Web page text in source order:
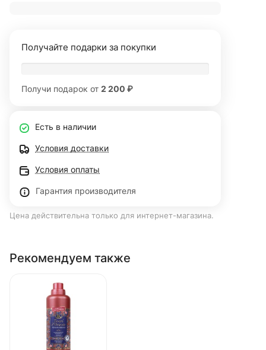
Получайте подарки за покупки
Получи подарок от 2 200 ₽
Есть в наличии
Условия доставки
Условия оплаты
Гарантия производителя
Цена действительна только для интернет-магазина.
Рекомендуем также